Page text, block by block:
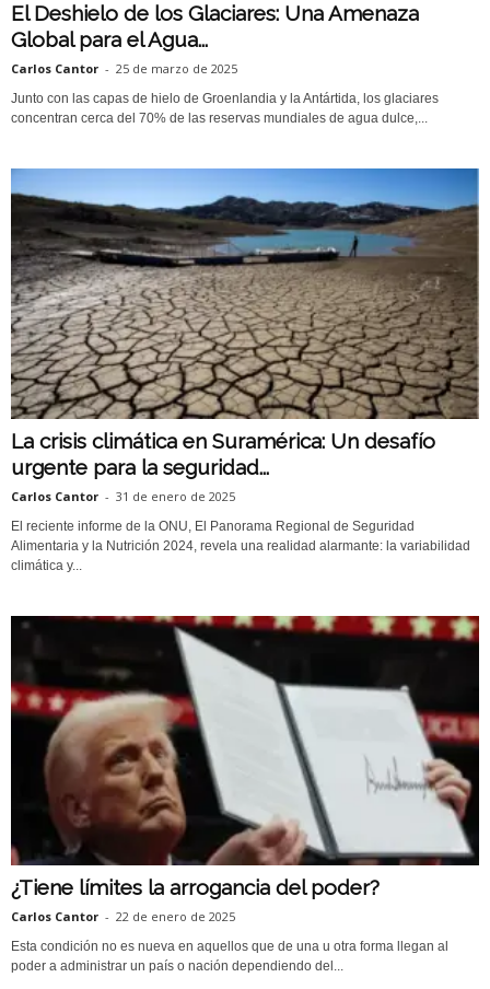
El Deshielo de los Glaciares: Una Amenaza
Global para el Agua...
Carlos Cantor - 25 de marzo de 2025
Junto con las capas de hielo de Groenlandia y la Antártida, los glaciares
concentran cerca del 70% de las reservas mundiales de agua dulce,...
La crisis climática en Suramérica: Un desafío
urgente para la seguridad...
Carlos Cantor - 31 de enero de 2025
El reciente informe de la ONU, El Panorama Regional de Seguridad
Alimentaria y la Nutrición 2024, revela una realidad alarmante: la variabilidad
climática y...
¿Tiene límites la arrogancia del poder?
Carlos Cantor - 22 de enero de 2025
Esta condición no es nueva en aquellos que de una u otra forma llegan al
poder a administrar un país o nación dependiendo del...